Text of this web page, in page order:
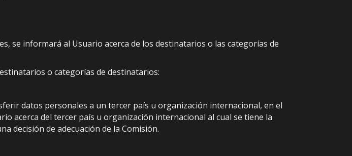
se informará al Usuario acerca de los destinatarios o las categorías de
o categorías de destinatarios:
datos personales a un tercer país u organización internacional, en el
acerca del tercer país u organización internacional al cual se tiene la
decisión de adecuación de la Comisión.